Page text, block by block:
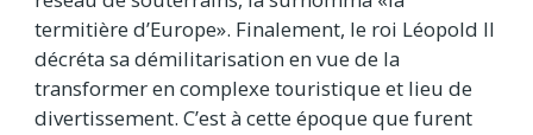
termitière d’Europe». Finalement, le roi Léopold II
décréta sa démilitarisation en vue de la
transformer en complexe touristique et lieu de
divertissement. C’est à cette époque que furent